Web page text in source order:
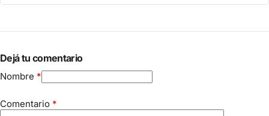
Dejá tu comentario
Nombre *
Comentario *